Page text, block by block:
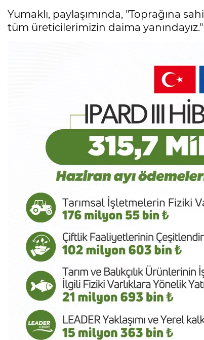
Yumaklı, paylaşımında, "Toprağına
tüm üreticilerimizin daima yanındayız."